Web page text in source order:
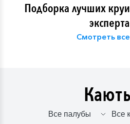
Подборка лучших
эксперта
Смотреть все